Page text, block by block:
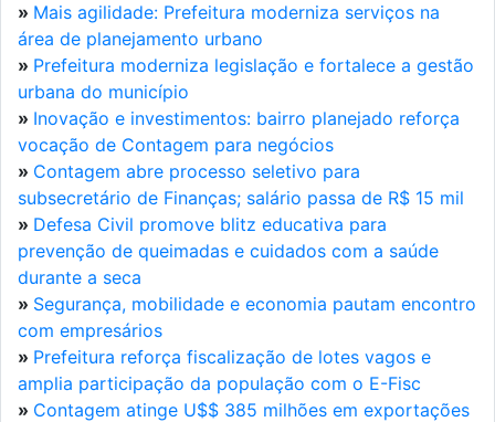
» Mais agilidade: Prefeitura moderniza serviços na
área de planejamento urbano
» Prefeitura moderniza legislação e fortalece a gestão
urbana do município
» Inovação e investimentos: bairro planejado reforça
vocação de Contagem para negócios
» Contagem abre processo seletivo para
subsecretário de Finanças; salário passa de R$ 15 mil
» Defesa Civil promove blitz educativa para
prevenção de queimadas e cuidados com a saúde
durante a seca
» Segurança, mobilidade e economia pautam encontro
com empresários
» Prefeitura reforça fiscalização de lotes vagos e
amplia participação da população com o E-Fisc
» Contagem atinge U$$ 385 milhões em exportações